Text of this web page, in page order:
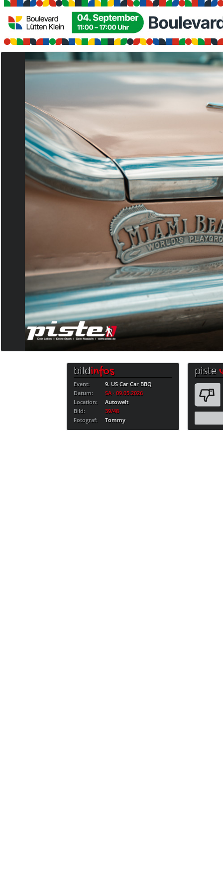
bildinfos
Event:
9. US Car Car BBQ
Datum:
SA · 09.05.2026
Location:
Autowelt
Bild:
39/48
Fotograf:
Tommy
piste